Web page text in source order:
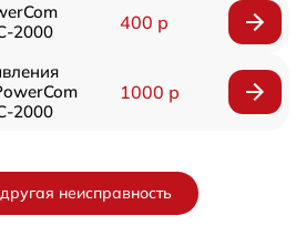
2000
400 р
2000
1000 р
неисправность